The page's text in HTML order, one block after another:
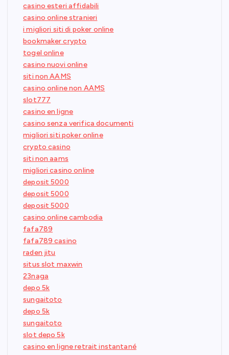
casino esteri affidabili
casino online stranieri
i migliori siti di poker online
bookmaker crypto
togel online
casino nuovi online
siti non AAMS
casino online non AAMS
slot777
casino en ligne
casino senza verifica documenti
migliori siti poker online
crypto casino
siti non aams
migliori casino online
deposit 5000
deposit 5000
deposit 5000
casino online cambodia
fafa789
fafa789 casino
raden jitu
situs slot maxwin
23naga
depo 5k
sungaitoto
depo 5k
sungaitoto
slot depo 5k
casino en ligne retrait instantané